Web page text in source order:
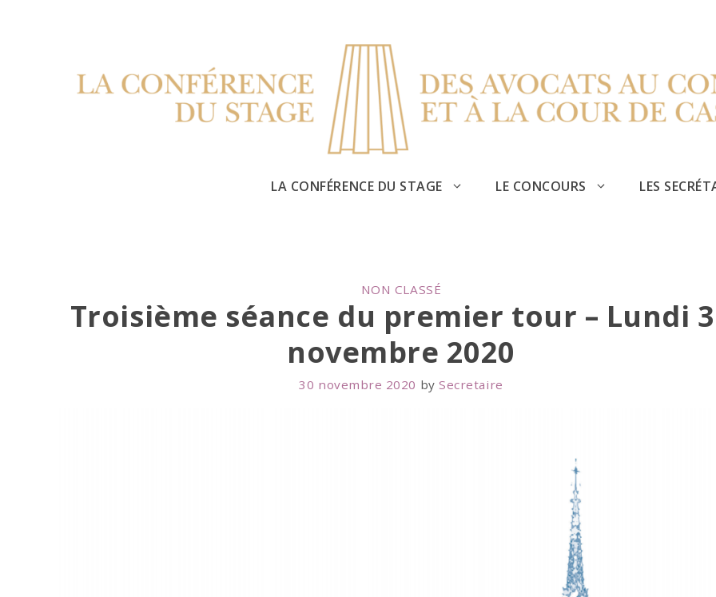
LA CONFÉRENCE DU STAGE LE CONCOURS LES
CATEGORIES
NON CLASSÉ
Troisième séance du premier tour – Lundi
novembre 2020
30 novembre 2020 bySecretaire